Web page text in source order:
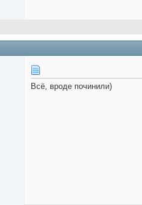
Всё, вроде починили)